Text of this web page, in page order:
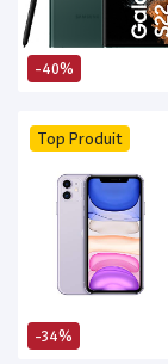
-40%
-34%
Top Produit